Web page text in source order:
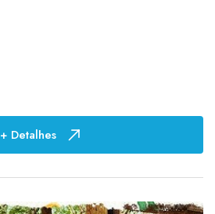
+ Detalhes